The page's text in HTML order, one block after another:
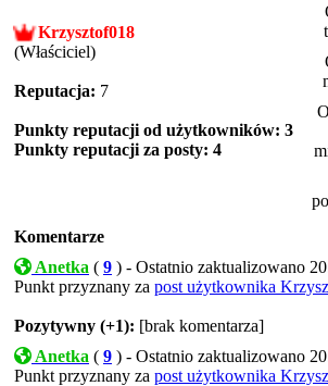
Krzysztof018
(Właściciel)
Reputacja: 7
Punkty reputacji od użytkowników: 3
Punkty reputacji za posty: 4
Komentarze
Anetka ( 9 ) - Ostatnio zaktualizowano
Punkt przyznany za post użytkownika
Pozytywny (+1): [brak komentarza]
Anetka ( 9 ) - Ostatnio zaktualizowano
Punkt przyznany za post użytkownika